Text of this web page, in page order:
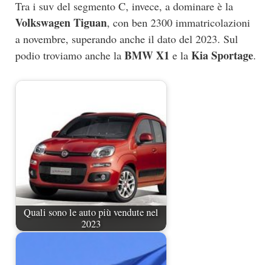
Tra i suv del segmento C, invece, a dominare è la
Volkswagen Tiguan, con ben 2300 immatricolazioni
a novembre, superando anche il dato del 2023. Sul
podio troviamo anche la BMW X1 e la Kia Sportage.
Quali sono le auto più vendute nel
2023